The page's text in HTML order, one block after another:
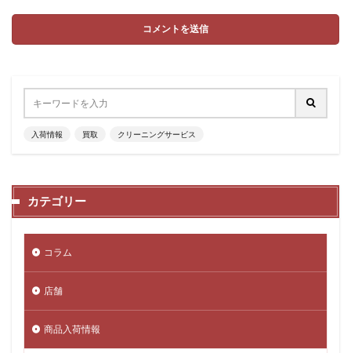
入荷情報 買取 クリーニングサービス
カテゴリー
コラム
店舗
商品入荷情報